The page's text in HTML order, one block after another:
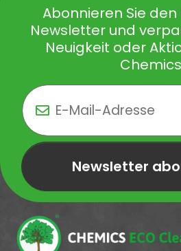
Abonnieren Sie
Newsletter und
Neuigkeit oder
Newsletter
Newsletter Newsletter abonnieren